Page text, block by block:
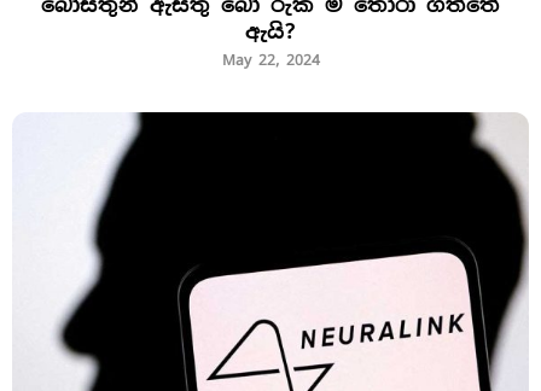
ඇයි?
May 22, 2024